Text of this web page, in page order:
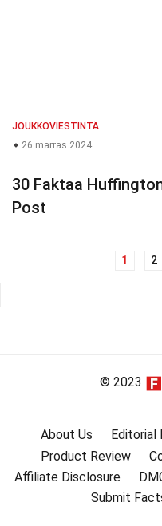
JOUKKOVIESTINTÄ
26 marras 2024
30 Faktaa
Post
1 2
© 2023
About Us Editorial
Product Review
Affiliate Disclosure
Submit